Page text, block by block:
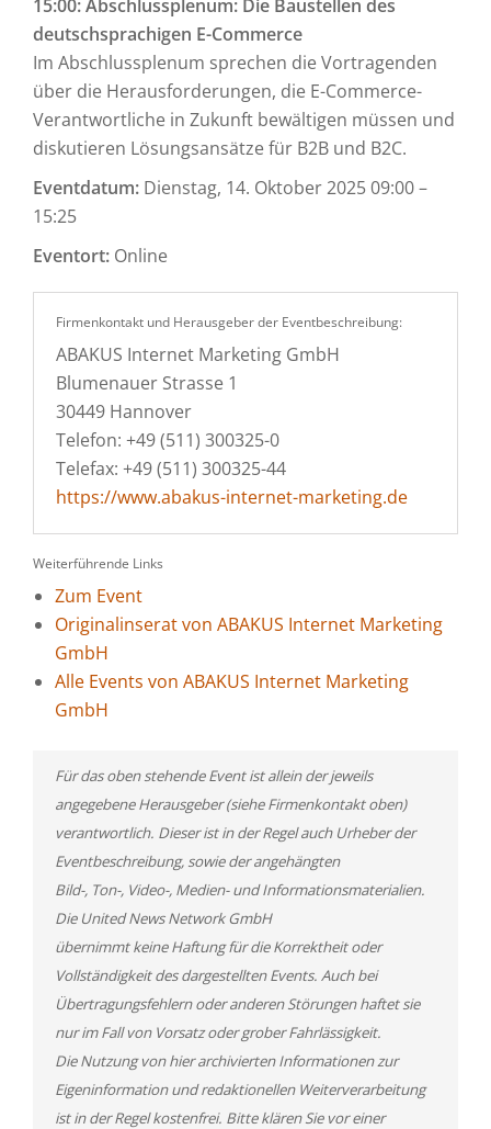
15:00: Abschlussplenum: Die Baustellen des
deutschsprachigen E-Commerce
Im Abschlussplenum sprechen die Vortragenden
über die Herausforderungen, die E-Commerce-
Verantwortliche in Zukunft bewältigen müssen und
diskutieren Lösungsansätze für B2B und B2C.
Eventdatum: Dienstag, 14. Oktober 2025 09:00 –
15:25
Eventort: Online
Firmenkontakt und Herausgeber der Eventbeschreibung:
ABAKUS Internet Marketing GmbH
Blumenauer Strasse 1
30449 Hannover
Telefon: +49 (511) 300325-0
Telefax: +49 (511) 300325-44
https://www.abakus-internet-marketing.de
Weiterführende Links
Zum Event
Originalinserat von ABAKUS Internet Marketing
GmbH
Alle Events von ABAKUS Internet Marketing
GmbH
Für das oben stehende Event ist allein der jeweils
angegebene Herausgeber (siehe Firmenkontakt oben)
verantwortlich. Dieser ist in der Regel auch Urheber der
Eventbeschreibung, sowie der angehängten
Bild-, Ton-, Video-, Medien- und Informationsmaterialien.
Die United News Network GmbH
übernimmt keine Haftung für die Korrektheit oder
Vollständigkeit des dargestellten Events. Auch bei
Übertragungsfehlern oder anderen Störungen haftet sie
nur im Fall von Vorsatz oder grober Fahrlässigkeit.
Die Nutzung von hier archivierten Informationen zur
Eigeninformation und redaktionellen Weiterverarbeitung
ist in der Regel kostenfrei. Bitte klären Sie vor einer